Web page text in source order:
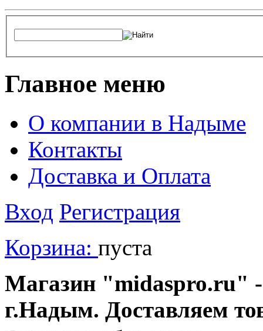
Главное меню
О компании в Надыме
Контакты
Доставка и Оплата
Вход Регистрация
Корзина: пуста
Магазин "midaspro.ru" -
г.Надым. Доставляем